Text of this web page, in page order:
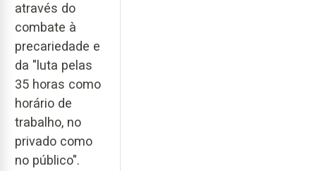
através do
combate à
precariedade e
da "luta pelas
35 horas como
horário de
trabalho, no
privado como
no público".